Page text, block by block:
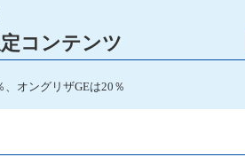
コンテンツ
オングリザGEは20％